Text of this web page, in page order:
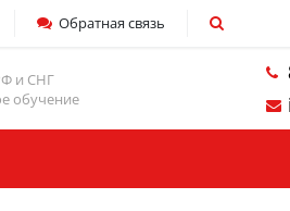
Обратная связь
и СНГ
обучение